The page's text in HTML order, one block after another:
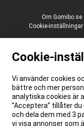
Om Gomibo.se
Cookie-inställningar
Cookie-
Vi använder cookies
bättre och mer
analytiska cookies är
”Acceptera” tillåter
och dela dem med 3
vi visa annonser som